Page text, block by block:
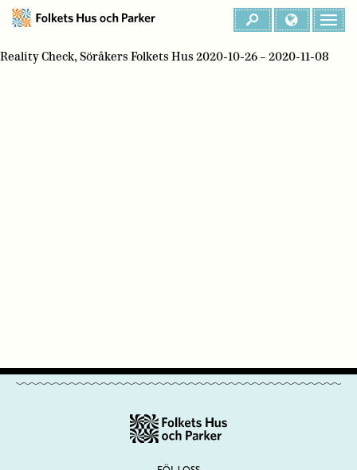
Reality Check, Söråkers Folkets Hus 2020-10-26 – 2020-11-08